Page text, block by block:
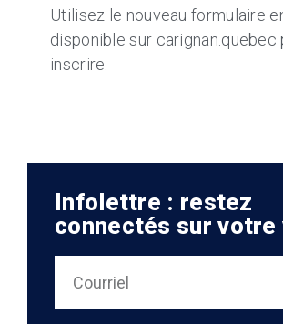
Utilisez le nouveau formulaire
disponible sur carignan.quebec
inscrire.
Infolettre : restez
connectés sur votre